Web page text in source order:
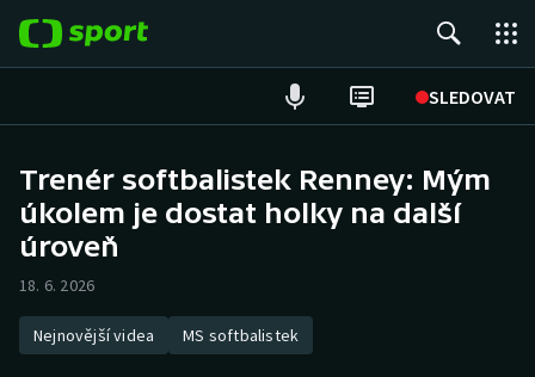
SLEDOVAT
Hokej
Atletika
Trenér softbalistek Renney: Mým
úkolem je dostat holky na další
úroveň
18. 6. 2026
Nejnovější videa MS softbalistek